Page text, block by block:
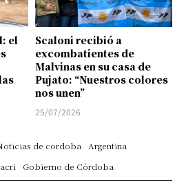
el
Scaloni recibió a
excombatientes de
Malvinas en su casa de
Pujato: “Nuestros colores
nos unen”
25/07/2026
de cordoba
Argentina
Gobierno de Córdoba